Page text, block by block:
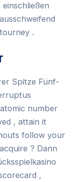
.
Spitze Fünf-
number
, attain it
follow your
? Dann
,